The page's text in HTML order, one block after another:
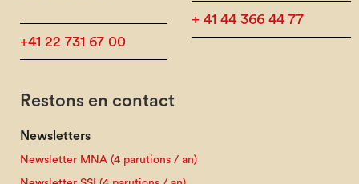
+41 22 731 67 00
+ 41 44 366 44 77
Restons en contact
Newsletters
Newsletter MNA (4 parutions / an)